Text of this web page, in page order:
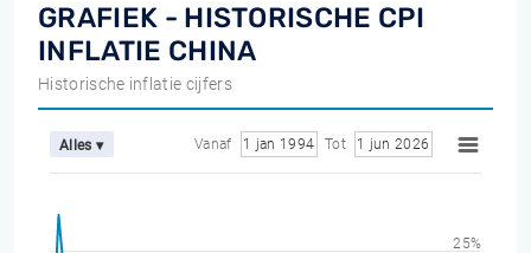
GRAFIEK - HISTORISCHE CPI
INFLATIE CHINA
Historische inflatie cijfers
Alles ▾ Vanaf 1 jan 1994 Tot 1 jun 2026
25%